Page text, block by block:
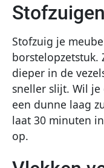
Stofzuig je
borstelopzetstuk.
dieper in de
sneller slijt. Wil je
een dunne laag
laat 30 minuten
op.